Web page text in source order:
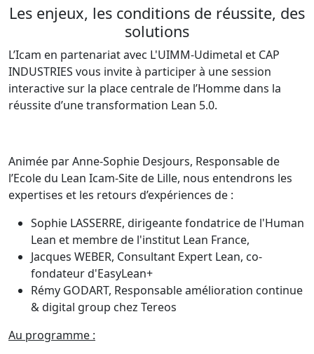
Les enjeux, les conditions de réussite, des
solutions
L’Icam en partenariat avec L'UIMM-Udimetal et CAP
INDUSTRIES vous invite à participer à une session
interactive sur la place centrale de l’Homme dans la
réussite d’une transformation Lean 5.0.
Animée par Anne-Sophie Desjours, Responsable de
l’Ecole du Lean Icam-Site de Lille, nous entendrons les
expertises et les retours d’expériences de :
Sophie LASSERRE, dirigeante fondatrice de l'Human
Lean et membre de l'institut Lean France,
Jacques WEBER, Consultant Expert Lean, co-
fondateur d'EasyLean+
Rémy GODART, Responsable amélioration continue
& digital group chez Tereos
Au programme :